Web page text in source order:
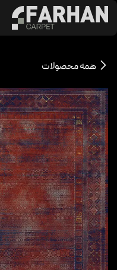
رد شدن به محتوا
همه محصولات